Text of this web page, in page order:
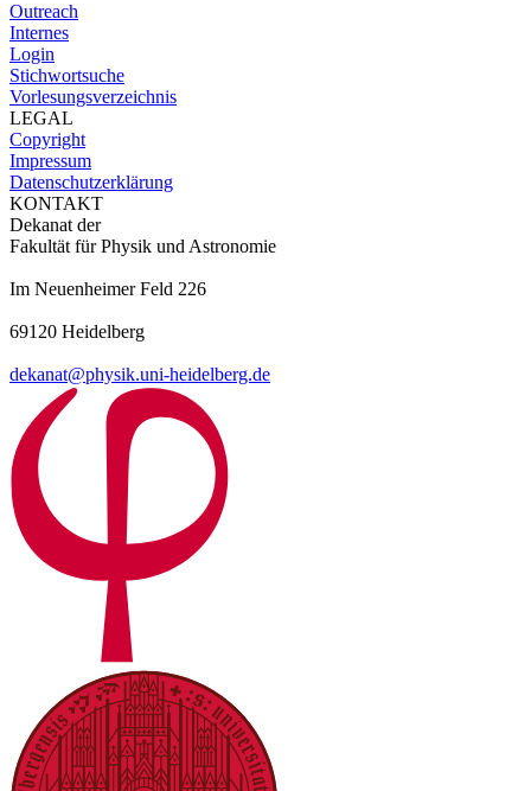
Outreach
Internes
Login
Stichwortsuche
Vorlesungsverzeichnis
LEGAL
Copyright
Impressum
Datenschutzerklärung
KONTAKT
Dekanat der
Fakultät für Physik und Astronomie
Im Neuenheimer Feld 226
69120 Heidelberg
dekanat@physik.uni-heidelberg.de